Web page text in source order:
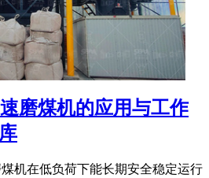
磨煤机的应用与工作
煤机在低负荷下能长期安全稳定运行